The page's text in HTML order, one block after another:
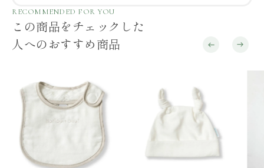
RECOMMENDED FOR YOU
この商品をチェックした
人へのおすすめ商品